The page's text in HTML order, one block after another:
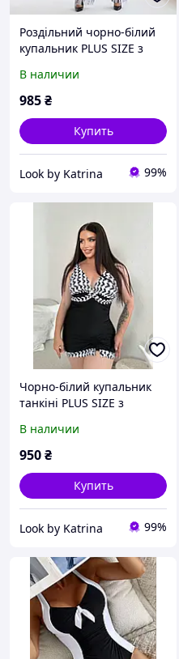
Роздільний чорно-білий
купальник PLUS SIZE з
В наличии
985₴
Купить
Look by Katrina 99%
Чорно-білий купальник
танкіні PLUS SIZE з
В наличии
950₴
Купить
Look by Katrina 99%